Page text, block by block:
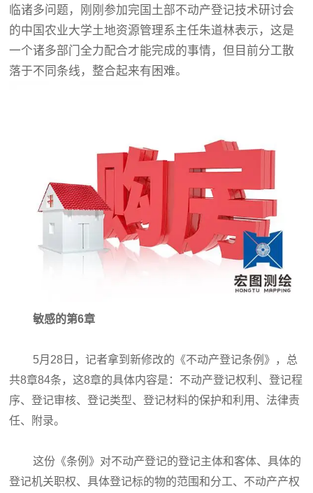
临诸多问题，刚刚参加完国土部不动产登记技术研讨会
的中国农业大学土地资源管理系主任朱道林表示，这是
一个诸多部门全力配合才能完成的事情，但目前分工散
落于不同条线，整合起来有困难。
敏感的第6章
5月28日，记者拿到新修改的《不动产登记条例》，总
共8章84条，这8章的具体内容是：不动产登记权利、登记程
序、登记审核、登记类型、登记材料的保护和利用、法律责
任、附录。
这份《条例》对不动产登记的登记主体和客体、具体的
登记机关职权、具体登记标的物的范围和分工、不动产产权